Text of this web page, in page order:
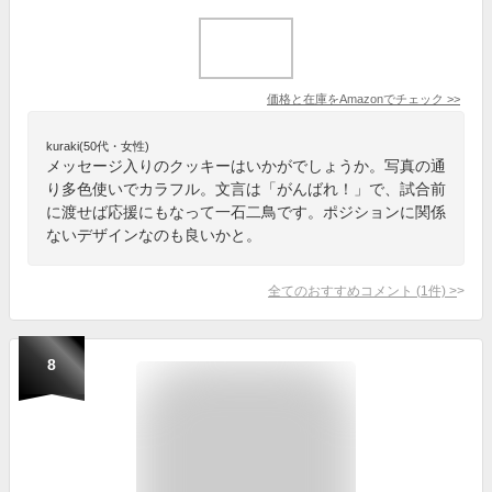
価格と在庫をAmazonでチェック >>
kuraki(50代・女性)
メッセージ入りのクッキーはいかがでしょうか。写真の通
り多色使いでカラフル。文言は「がんばれ！」で、試合前
に渡せば応援にもなって一石二鳥です。ポジションに関係
ないデザインなのも良いかと。
全てのおすすめコメント (1 件) >
8